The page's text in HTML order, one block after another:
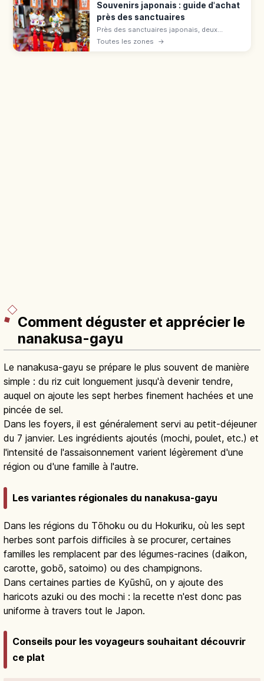
Souvenirs japonais : guide d'achat
près des sanctuaires
Près des sanctuaires japonais, deux
catégories : juyohin sacrés (omamori,
Toutes les zones →
Comment déguster et apprécier le
nanakusa-gayu
Le nanakusa-gayu se prépare le plus souvent de manière
simple : du riz cuit longuement jusqu'à devenir tendre,
auquel on ajoute les sept herbes finement hachées et une
pincée de sel.
Dans les foyers, il est généralement servi au petit-déjeuner
du 7 janvier. Les ingrédients ajoutés (mochi, poulet, etc.) et
l'intensité de l'assaisonnement varient légèrement d'une
région ou d'une famille à l'autre.
Les variantes régionales du nanakusa-gayu
Dans les régions du Tōhoku ou du Hokuriku, où les sept
herbes sont parfois difficiles à se procurer, certaines
familles les remplacent par des légumes-racines (daikon,
carotte, gobō, satoimo) ou des champignons.
Dans certaines parties de Kyūshū, on y ajoute des
haricots azuki ou des mochi : la recette n'est donc pas
uniforme à travers tout le Japon.
Conseils pour les voyageurs souhaitant découvrir
ce plat